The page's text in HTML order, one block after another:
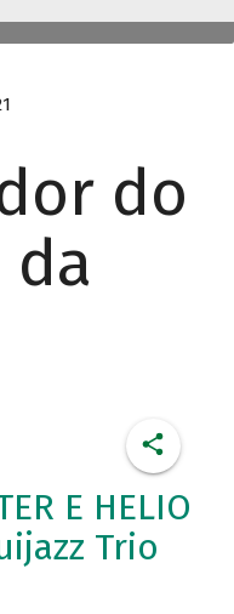
do
da
E HELIO
Trio